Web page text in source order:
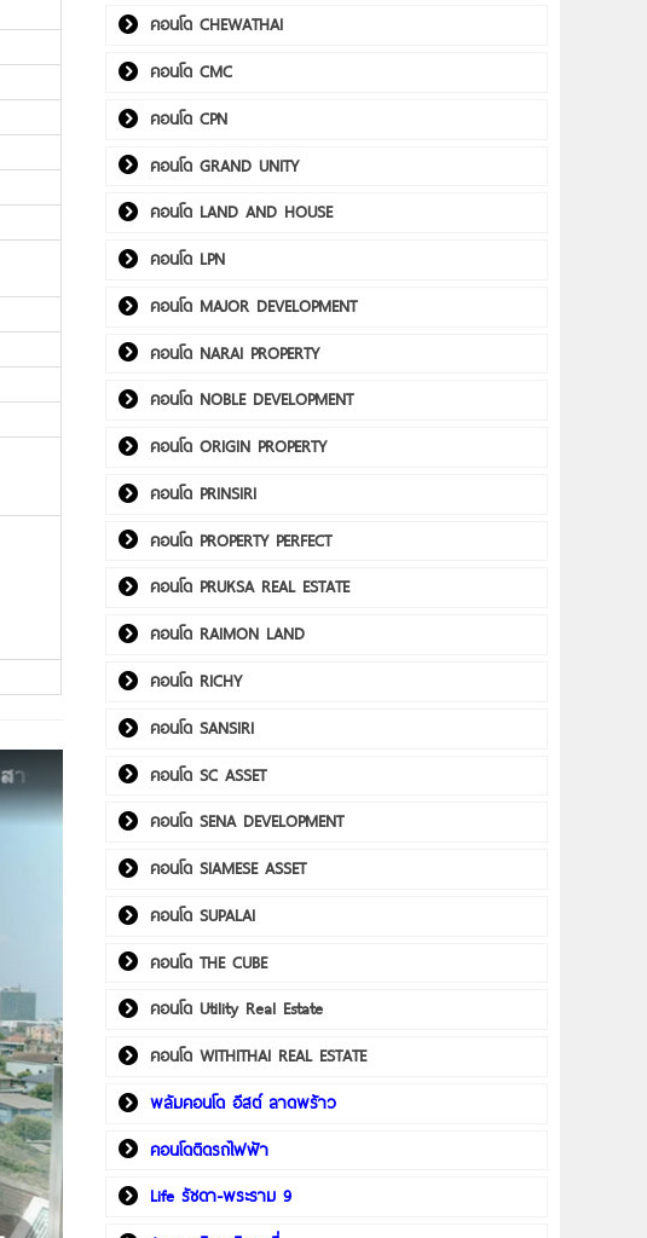
คอนโด CHEWATHAI
คอนโด CMC
คอนโด CPN
คอนโด GRAND UNITY
คอนโด LAND AND HOUSE
คอนโด LPN
คอนโด MAJOR DEVELOPMENT
คอนโด NARAI PROPERTY
คอนโด NOBLE DEVELOPMENT
คอนโด ORIGIN PROPERTY
คอนโด PRINSIRI
คอนโด PROPERTY PERFECT
คอนโด PRUKSA REAL ESTATE
คอนโด RAIMON LAND
คอนโด RICHY
คอนโด SANSIRI
คอนโด SC ASSET
คอนโด SENA DEVELOPMENT
คอนโด SIAMESE ASSET
คอนโด SUPALAI
คอนโด THE CUBE
คอนโด Utility Real Estate
คอนโด WITHITHAI REAL ESTATE
พลัมคอนโด อีสต์ ลาดพร้าว
คอนโดติดรถไฟฟ้า
Life รัชดา-พระราม 9